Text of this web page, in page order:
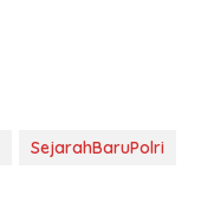
SejarahBaruPolri